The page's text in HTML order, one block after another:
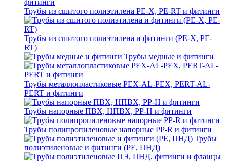
Трубы из сшитого полиэтилена PE-X, PE-RT и фитинги
Трубы из сшитого полиэтилена и фитинги (PE-X, PE-
RT)
Трубы медные и фитинги
Трубы металлопластиковые PEX-AL-PEX, PERT-AL-
PERT и фитинги
Трубы напорные ПВХ, НПВХ, PP-H и фитинги
Трубы полипропиленовые напорные PP-R и фитинги
Трубы
полиэтиленовые и фитинги (PE, ПНД)